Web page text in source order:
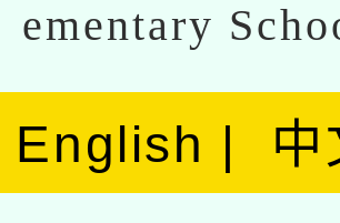
ementary
English 中